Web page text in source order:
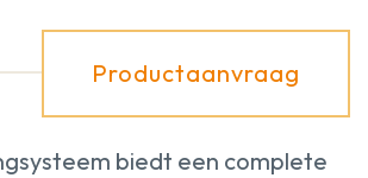
Productaanvraag
biedt een complete